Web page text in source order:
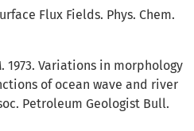
Flux Fields. Phys. Chem.
1973. Variations in morphology
of ocean wave and river
Petroleum Geologist Bull.